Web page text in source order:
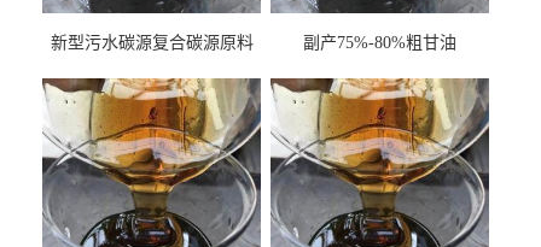
新型污水碳源复合碳源原料
副产75%-80%粗甘油